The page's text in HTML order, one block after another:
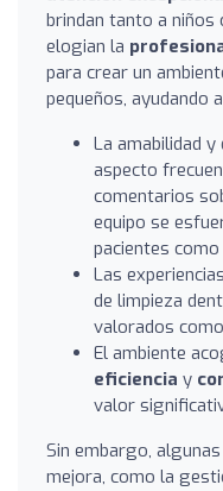
brindan tanto a niños
elogian la
para crear un
pequeños, ayudando
La amabilidad y
aspecto
comentarios
equipo se
pacientes como
Las
de limpieza
valorados como
El ambiente
eficiencia y
valor
Sin embargo,
mejora, como la